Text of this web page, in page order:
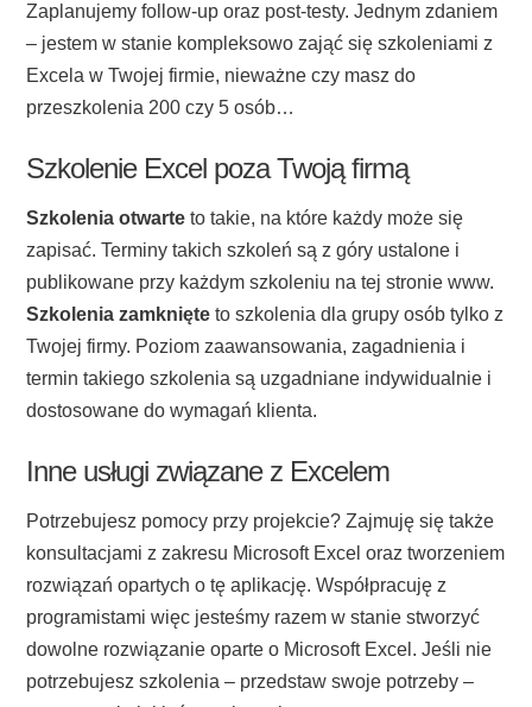
Zaplanujemy follow-up oraz post-testy. Jednym zdaniem
– jestem w stanie kompleksowo zająć się szkoleniami z
Excela w Twojej firmie, nieważne czy masz do
przeszkolenia 200 czy 5 osób…
Szkolenie Excel poza Twoją firmą
Szkolenia otwarte to takie, na które każdy może się
zapisać. Terminy takich szkoleń są z góry ustalone i
publikowane przy każdym szkoleniu na tej stronie www.
Szkolenia zamknięte to szkolenia dla grupy osób tylko z
Twojej firmy. Poziom zaawansowania, zagadnienia i
termin takiego szkolenia są uzgadniane indywidualnie i
dostosowane do wymagań klienta.
Inne usługi związane z Excelem
Potrzebujesz pomocy przy projekcie? Zajmuję się także
konsultacjami z zakresu Microsoft Excel oraz tworzeniem
rozwiązań opartych o tę aplikację. Współpracuję z
programistami więc jesteśmy razem w stanie stworzyć
dowolne rozwiązanie oparte o Microsoft Excel. Jeśli nie
potrzebujesz szkolenia – przedstaw swoje potrzeby –